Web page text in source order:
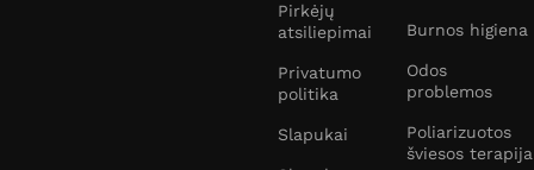
Pirkėjų
atsiliepimai
Privatumo
politika
Slapukai
Burnos higiena
Odos
problemos
Poliarizuotos
šviesos terapija